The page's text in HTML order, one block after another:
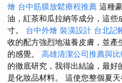
燴 台中筋膜放鬆療程推薦 這種
油，紅茶和瓜拉納等成分，這些
寸。 台中外燴 裝潢設計 台北記
收的配方強烈地滋養皮膚，並產
的感覺。 高雄清潔公司推薦與比
的徹底研究，我得出結論，最好
是化妝品材料。 這使您整個夏